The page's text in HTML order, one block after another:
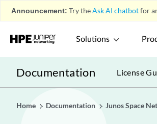
Announcement: Try theAsk AI chatbotfor
Solutions
Documentation License
Home Documentation Junos Space